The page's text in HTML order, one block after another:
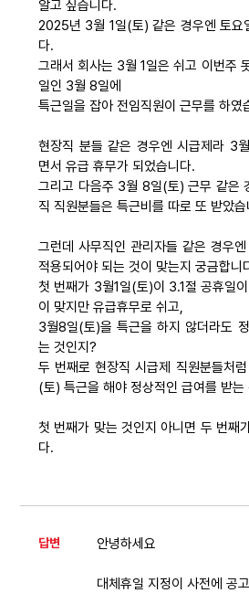
알고 싶습니다.
2025년 3월 1일(토) 같은 경우엔 토요
다.
그래서 회사는 3월 1일은 쉬고 이번주
일인 3월 8일에
특근일을 잡아 전임직원이 근무를 하였
현장직 분들 같은 경우엔 시급제라 3
면서 유급 휴무가 되었습니다.
그리고 다음주 3월 8일(토) 근무 같은
직 직원분들은 특근비를 따로 또 받았습
그런데 사무직인 관리자들 같은 경우
적용되어야 되는 것이 맞는지 궁금합니
첫 번째가 3월1일(토)이 3.1절 공휴일
이 맞지만 유급휴무로 쉬고,
3월8일(토)을 특근을 하지 않더라도
는 것인지?
두 번째로 현장직 시급제 직원분들처
(토) 특근을 해야 정상적인 급여를 받
첫 번째가 맞는 것인지 아니면 두 번째
다.
답변 안녕하세요
대체휴일 지정이 사전에 공